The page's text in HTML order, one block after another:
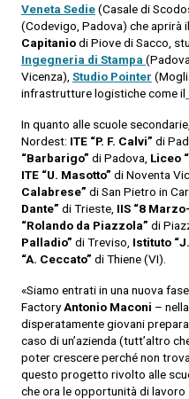
Veneta Sedie(Casale di
(Codevigo, Padova) che aprirà
Capitaniodi Piove di Sacco,
Ingegneria di Stampa
Vicenza), Studio Pointer
infrastrutture logistiche come il
In quanto alle scuole
Nordest: ITE “P. F. Calvi” di
“Barbarigo” di Padova, Liceo
ITE “U. Masotto” di Noventa
Calabrese” di San Pietro in
Dante” di Trieste, IIS “8
“Rolando da Piazzola” di
Palladio” di Treviso, Istituto
“A. Ceccato” di Thiene (VI).
«Siamo entrati in una nuova
FactoryAntonio Maconi –
disperatamente giovani
caso di un’azienda (tutt’altro
poter crescere perché non
questo progetto rivolto alle
che ora le opportunità di lavoro